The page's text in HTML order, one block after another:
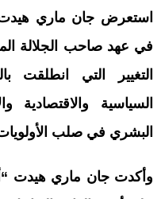
استعرض جان ماري هيدت
في عهد صاحب الجلالة
التغيير التي انطلقت
السياسية والاقتصادية
البشري في صلب
وأكدت جان ماري هيدت